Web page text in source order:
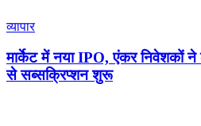
व्यापार
मार्केट में नया IPO, एंकर निवेशकों
से सब्सक्रिप्शन शुरू